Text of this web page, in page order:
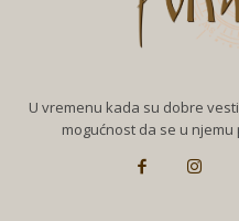
U vremenu kada su dobre
mogućnost da se u